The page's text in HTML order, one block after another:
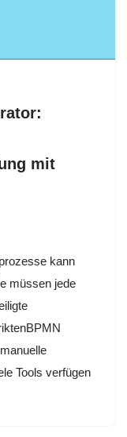
mit
kann
müssen jede
Tools verfügen